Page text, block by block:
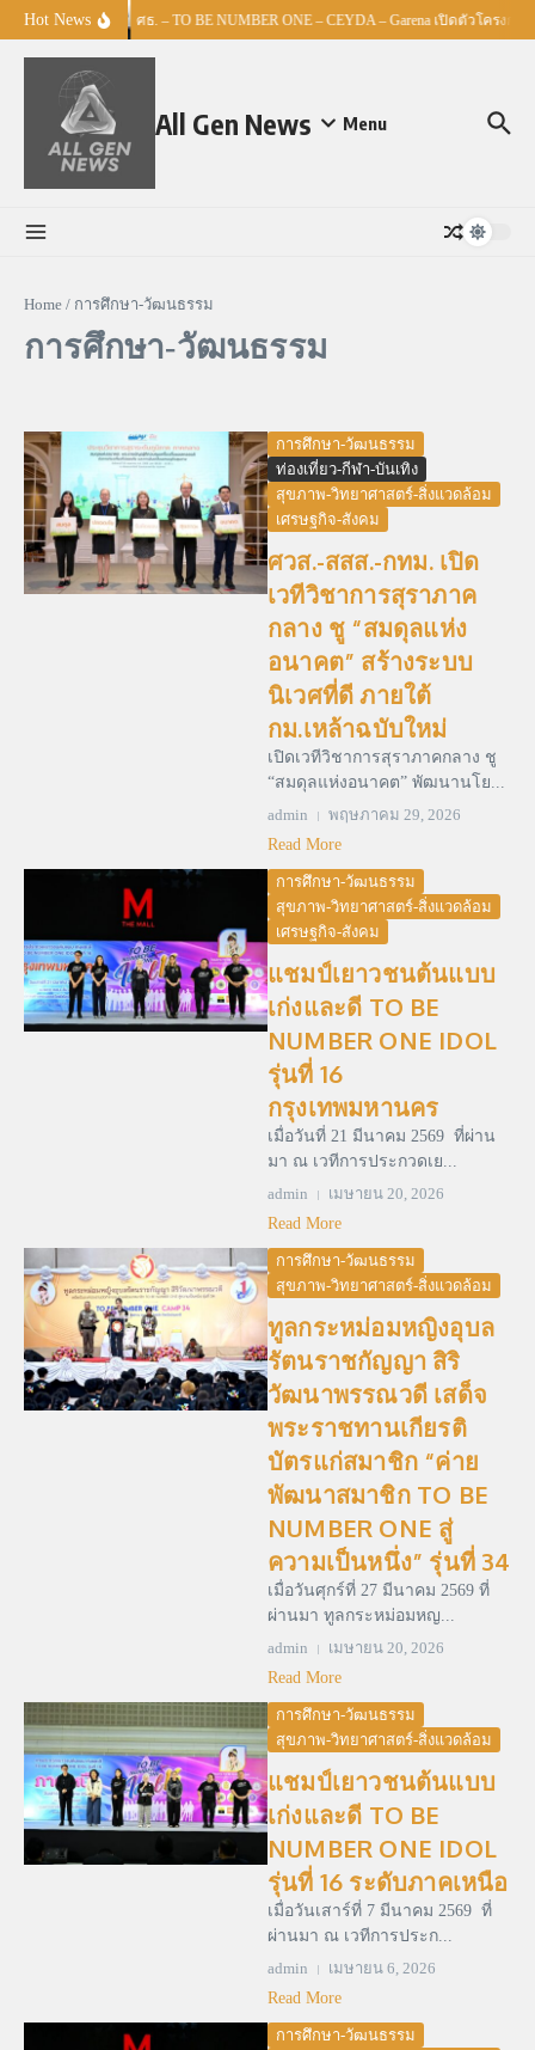
Skip to content
Hot News ศธ. – TO BE NUMBER ONE – CEYDA – Garena เปิดตัวโครงก
All Gen News Menu
Home / การศึกษา-วัฒนธรรม
การศึกษา-วัฒนธรรม
การศึกษา-วัฒนธรรม
ท่องเที่ยว-กีฬา-บันเทิง
สุขภาพ-วิทยาศาสตร์-สิ่งแวดล้อม
เศรษฐกิจ-สังคม
ศวส.-สสส.-กทม. เปิด
เวทีวิชาการสุราภาค
กลาง ชู “สมดุลแห่ง
อนาคต” สร้างระบบ
นิเวศที่ดี ภายใต้
กม.เหล้าฉบับใหม่
เปิดเวทีวิชาการสุราภาคกลาง ชู
“สมดุลแห่งอนาคต” พัฒนานโย...
admin
พฤษภาคม 29, 2026
Read More
การศึกษา-วัฒนธรรม
สุขภาพ-วิทยาศาสตร์-สิ่งแวดล้อม
เศรษฐกิจ-สังคม
แชมป์เยาวชนต้นแบบ
เก่งและดี TO BE
NUMBER ONE IDOL
รุ่นที่ 16
กรุงเทพมหานคร
เมื่อวันที่ 21 มีนาคม 2569 ที่ผ่าน
มา ณ เวทีการประกวดเย...
admin
เมษายน 20, 2026
Read More
การศึกษา-วัฒนธรรม
สุขภาพ-วิทยาศาสตร์-สิ่งแวดล้อม
ทูลกระหม่อมหญิงอุบล
รัตนราชกัญญา สิริ
วัฒนาพรรณวดี เสด็จ
พระราชทานเกียรติ
บัตรแก่สมาชิก “ค่าย
พัฒนาสมาชิก TO BE
NUMBER ONE สู่
ความเป็นหนึ่ง” รุ่นที่ 34
เมื่อวันศุกร์ที่ 27 มีนาคม 2569 ที่
ผ่านมา ทูลกระหม่อมหญ...
admin
เมษายน 20, 2026
Read More
การศึกษา-วัฒนธรรม
สุขภาพ-วิทยาศาสตร์-สิ่งแวดล้อม
แชมป์เยาวชนต้นแบบ
เก่งและดี TO BE
NUMBER ONE IDOL
รุ่นที่ 16 ระดับภาคเหนือ
เมื่อวันเสาร์ที่ 7 มีนาคม 2569 ที่
ผ่านมา ณ เวทีการประก...
admin
เมษายน 6, 2026
Read More
การศึกษา-วัฒนธรรม